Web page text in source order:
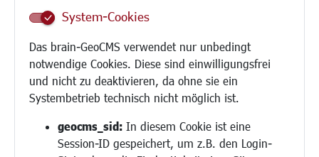
System-Cookies
Das brain-GeoCMS verwendet nur unbedingt
notwendige Cookies. Diese sind einwilligungsfrei
und nicht zu deaktivieren, da ohne sie ein
Systembetrieb technisch nicht möglich ist.
geocms_sid: In diesem Cookie ist eine
Session-ID gespeichert, um z.B. den Login-
Schule
Demokratie leben
Ukrainehilfe
Hilfe für Geflüchtete
Religion
Bauen/Umwelt/Mobilität